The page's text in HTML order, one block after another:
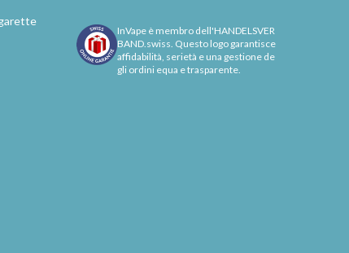
InVape è membro dell'HANDELSVER
BAND.swiss. Questo logo garantisce
affidabilità, serietà e una gestione de
gli ordini equa e trasparente.